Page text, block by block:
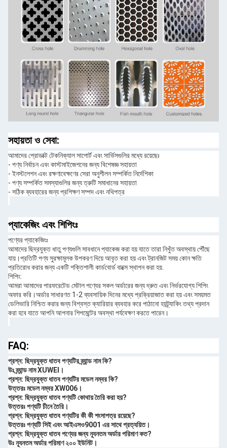
সহায়তা ও সেবা:
আমাদের প্রোডাক্ট টেকনিক্যাল সাপোর্ট এবং সার্ভিসগুলির মধ্যে রয়েছেঃ
- পণ্য নির্বাচন এবং কাস্টমাইজেশনের জন্য বিশেষজ্ঞ সহায়তা
- ইনস্টলেশন এবং রক্ষণাবেক্ষণের সেরা অনুশীলন সম্পর্কিত নির্দেশিকা
- পণ্য সম্পর্কিত সমস্যাগুলির জন্য ত্রুটি সমাধানের সহায়তা
- সঠিক ব্যবহারের জন্য প্রশিক্ষণ সম্পদ এবং নথিপত্র
প্যাকেজিং এবং শিপিংঃ
পণ্যের প্যাকেজিংঃ
আমাদের ছিদ্রযুক্ত ধাতু পণ্যগুলি সাবধানে প্যাকেজ করা হয় যাতে তারা নিখুঁত অবস্থায় পৌঁছে
যায়।প্রতিটি পণ্য সুরক্ষামূলক উপকরণ দিয়ে আবৃত করা হয় এবং ট্রানজিট সময় কোন ক্ষতি
প্রতিরোধ করার জন্য একটি শক্তিশালী কার্ডবোর্ড বাক্সে স্থাপন করা হয়.
শিপিং:
আমরা আমাদের পারফরেটেড মেটাল পণ্যের সকল অর্ডারের জন্য দ্রুত এবং নির্ভরযোগ্য শিপিং
অফার করি।অর্ডার সাধারণত 1-2 ব্যবসায়িক দিনের মধ্যে প্রক্রিয়াজাত করা হয় এবং সময়মত
ডেলিভারি নিশ্চিত করার জন্য বিশ্বস্ত ক্যারিয়ার ব্যবহার করে পাঠানো হয়ট্র্যাকিং তথ্য প্রদান
করা হবে যাতে আপনি আপনার শিপমেন্টের অবস্থা পর্যবেক্ষণ করতে পারেন।
FAQ:
প্রশ্ন: ছিদ্রযুক্ত ধাতব পণ্যটির ব্র্যান্ড নাম কি?
উঃ ব্র্যান্ড নাম XUWEI।
প্রশ্ন: ছিদ্রযুক্ত ধাতব পণ্যটির মডেল নম্বর কি?
উত্তরঃ মডেল নম্বর XW006।
প্রশ্ন: ছিদ্রযুক্ত ধাতব পণ্যটি কোথায় তৈরি করা হয়?
উত্তরঃ পণ্যটি চীনে তৈরি।
প্রশ্ন: ছিদ্রযুক্ত ধাতব পণ্যটির কী কী শংসাপত্র রয়েছে?
উত্তরঃ পণ্যটি সিই এবং আইএসও9001 এর সাথে প্রত্যয়িত।
প্রশ্ন: ছিদ্রযুক্ত ধাতব পণ্যের জন্য ন্যূনতম অর্ডার পরিমাণ কত?
উঃ ন্যূনতম অর্ডার পরিমাণ ২০০ ইউনিট।